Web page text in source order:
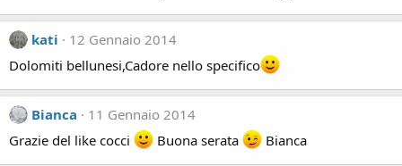
kati
12 Gennaio 2014
Dolomiti bellunesi,Cadore nello specifico
Bianca
11 Gennaio 2014
Grazie del like cocci
Buona serata Bianca